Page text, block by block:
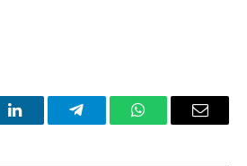
LinkedInTelegramWhatsAppEmail